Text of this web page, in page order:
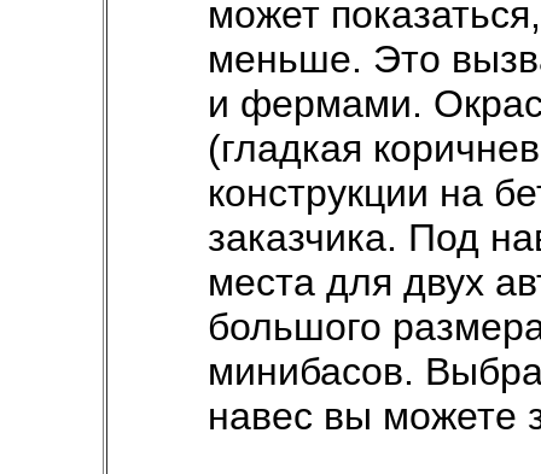
может
меньше. Это
и фермами.
(гладкая
конструкции на
заказчика. Под
места для двух
большого
минибасов.
навес вы можете